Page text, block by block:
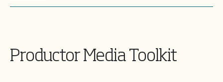
Productor Media Toolkit